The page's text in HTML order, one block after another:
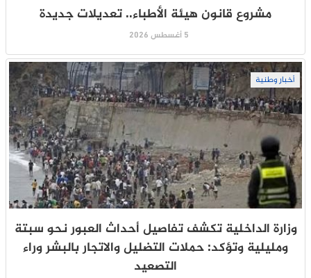
مشروع قانون هيئة الأطباء.. تعديلات جديدة
5 أغسطس 2026
أخبار وطنية
وزارة الداخلية تكشف تفاصيل أحداث العبور نحو سبتة
ومليلية وتؤكد: حملات التضليل والاتجار بالبشر وراء
التصعيد